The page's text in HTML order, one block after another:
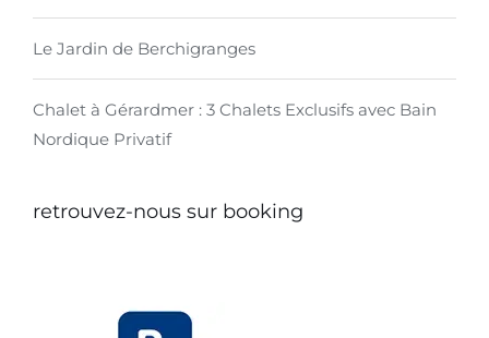
Le Jardin de Berchigranges
Chalet à Gérardmer : 3 Chalets Exclusifs avec Bain
Nordique Privatif
retrouvez-nous sur booking